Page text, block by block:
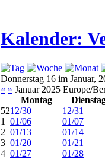
Kalender:
Donnerstag 16 im Januar,
« » Januar 2025 Europe/
Montag
5212/30 12/31
1
01/06 01/07
2 01/13 01/14
3 01/20 01/21
4 01/27 01/28